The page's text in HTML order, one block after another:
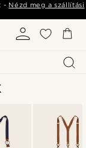
- Nézd meg a szállítási